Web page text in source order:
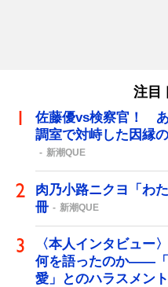
注目
佐藤優vs検察官！
調室で対峙した因縁
新潮QUE
肉乃小路ニクヨ「わ
冊
新潮QUE
〈本人インタビュー
何を語ったのか――「
愛」とのハラスメン